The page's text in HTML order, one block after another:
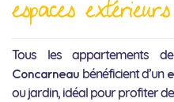
espaces
Tous les appartements
Concarneau bénéficient d’un
ou jardin, idéal pour profiter